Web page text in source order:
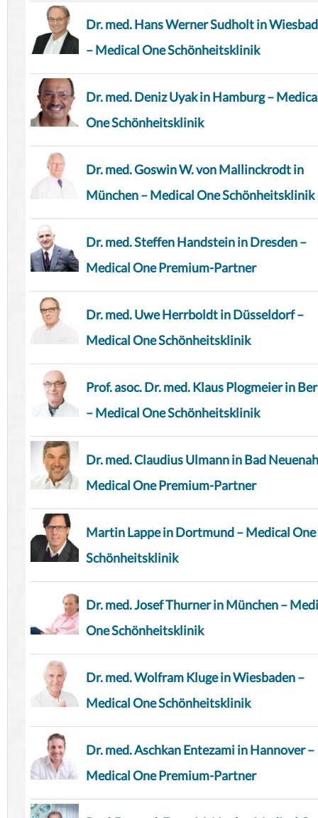
Dr. med. Hans Werner Sudholt in
– Medical One Schönheitsklinik
Dr. med. Deniz Uyak in Hamburg –
One Schönheitsklinik
Dr. med. Goswin W. von Mallinckrodt in
München – Medical One Schönheitsklinik
Dr. med. Steffen Handstein in Dresden –
Medical One Premium-Partner
Dr. med. Uwe Herrboldt in Düsseldorf –
Medical One Schönheitsklinik
Prof. asoc. Dr. med. Klaus Plogmeier in
– Medical One Schönheitsklinik
Dr. med. Claudius Ulmann in Bad
Medical One Premium-Partner
Martin Lappe in Dortmund – Medical One
Schönheitsklinik
Dr. med. Josef Thurner in München –
One Schönheitsklinik
Dr. med. Wolfram Kluge in Wiesbaden –
Medical One Schönheitsklinik
Dr. med. Aschkan Entezami in Hannover –
Medical One Premium-Partner